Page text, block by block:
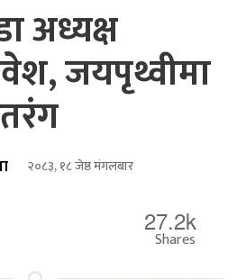
अध्यक्ष
जयपृथ्वीमा
२०८३, १८ जेष्ठ मंगलबार
27.2k
Shares